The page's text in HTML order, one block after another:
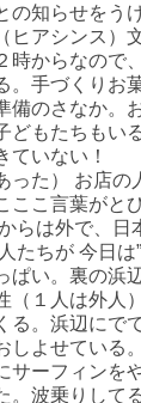
の知らせをう
ヒアシンス）
時からなので
。手づくりお
備のさなか。
どもたちもい
ていない！
た） お店の
ここ言葉がと
らは外で、日
たちが 今日は
ぱい。裏の浜
（１人は外人
る。浜辺にで
しよせている
サーフィンを
。波乗りして